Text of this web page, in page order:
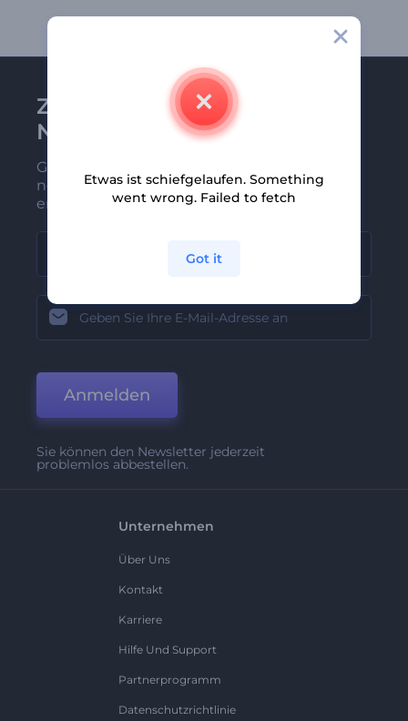
Zu Renderforest-
Newsletter anmelden
Gehören Sie zu den Ersten, die unsere
neuesten Nachrichten und Angebote
erhalten
Anmelden
Sie können den Newsletter jederzeit
problemlos abbestellen.
Unternehmen
Über Uns
Kontakt
Karriere
Hilfe Und Support
Partnerprogramm
Datenschutzrichtlinie
Etwas ist schiefgelaufen. Something
went wrong. Failed to fetch
Got it